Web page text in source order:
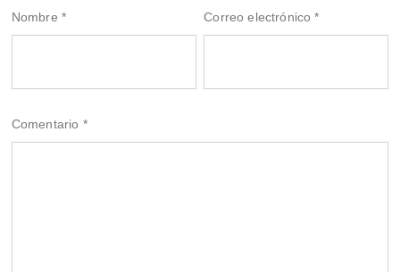
Nombre * Correo electrónico*
Comentario *